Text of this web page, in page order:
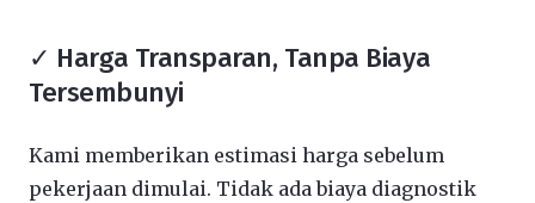
✓ Harga Transparan, Tanpa Biaya
Tersembunyi
Kami memberikan estimasi harga sebelum
pekerjaan dimulai. Tidak ada biaya diagnostik